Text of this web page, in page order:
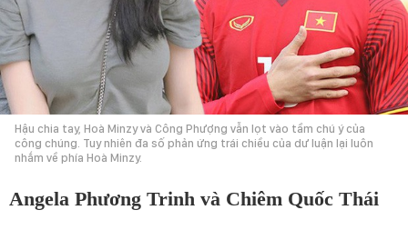
Hậu chia tay, Hoà Minzy và Công Phượng vẫn lọt vào tầm chú ý của
công chúng. Tuy nhiên đa số phản ứng trái chiều của dư luận lại luôn
nhắm về phía Hoà Minzy.
Angela Phương Trinh và Chiêm Quốc Thái